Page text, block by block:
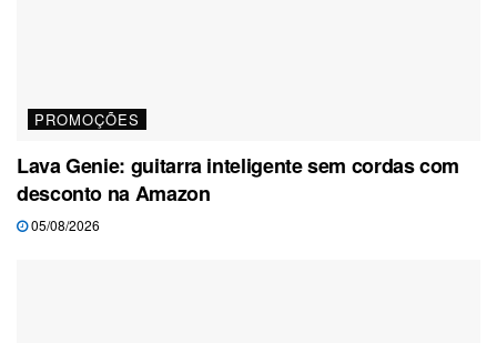
PROMOÇÕES
Lava Genie: guitarra inteligente sem cordas com
desconto na Amazon
05/08/2026